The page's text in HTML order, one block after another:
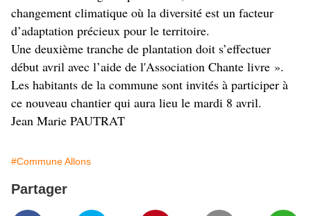
changement climatique où la diversité est un facteur
d’adaptation précieux pour le territoire.
Une deuxième tranche de plantation doit s’effectuer
début avril avec l’aide de l'Association Chante livre ».
Les habitants de la commune sont invités à participer à
ce nouveau chantier qui aura lieu le mardi 8 avril.
Jean Marie PAUTRAT
#Commune Allons
Partager